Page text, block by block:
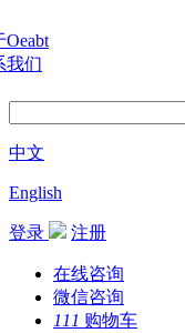
Oeabt
我们
中文
English
登录 注册
在线咨询
微信咨询
111 购物车